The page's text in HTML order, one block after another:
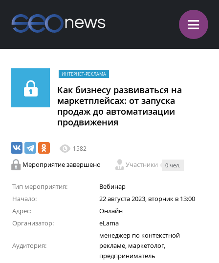
≡
ИНТЕРНЕТ-РЕКЛАМА
Как бизнесу развиваться на
маркетплейсах: от запуска
продаж до автоматизации
продвижения
1582
Мероприятие завершено Участники 0 чел.
Тип мероприятия:
Вебинар
Начало:
22 августа 2023, вторник в 13:00
Адрес:
Онлайн
Организатор:
eLama
Аудитория:
менеджер по контекстной
рекламе, маркетолог,
предприниматель